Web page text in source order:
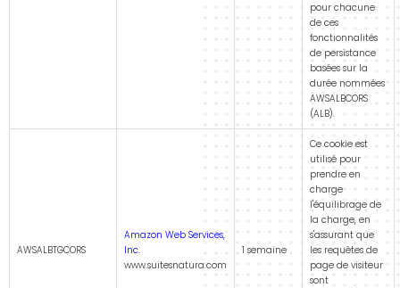
pour chacune
de ces
fonctionnalités
de persistance
basées sur la
durée nommées
AWSALBCORS
(ALB).
AWSALBTGCORS
Amazon Web Services,
Inc.
www.suitesnatura.com
1 semaine
Ce cookie est
utilisé pour
prendre en
charge
l'équilibrage de
la charge, en
s'assurant que
les requêtes de
page de visiteur
sont